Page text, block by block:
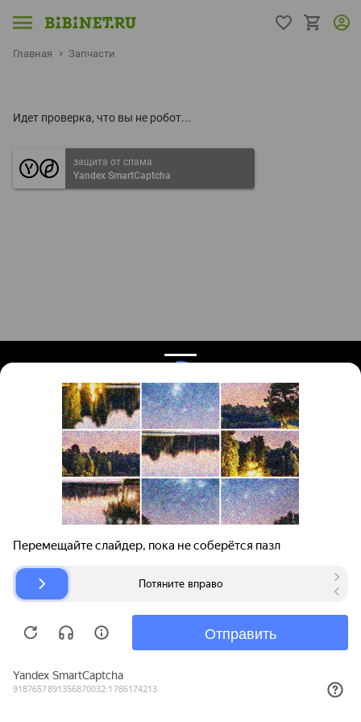
Главная Запчасти
Идет проверка, что вы не робот...
защита от спама
Yandex SmartCaptcha
Поиск запчастей
Для автокомпаний
Авторазборки
О проекте
Помощь
Карта сайта
© bibinet.ru - система поиска запчастей,
Copyright 2010-2026 Все права защищены